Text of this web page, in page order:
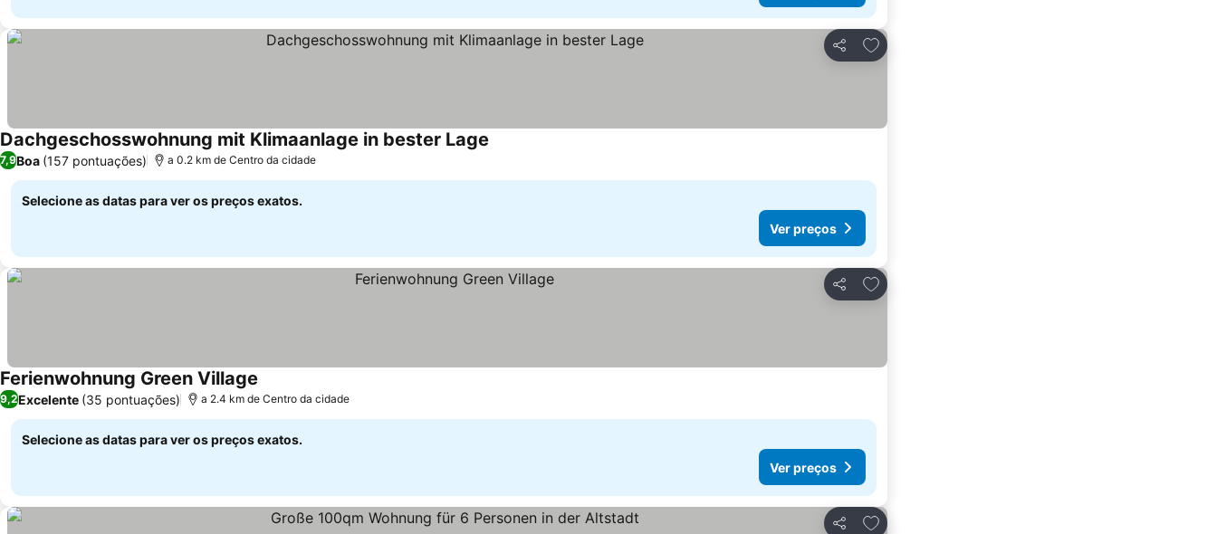
Partilhar
Adicionar aos favoritos
Dachgeschosswohnung mit Klimaanlage in bester Lage
7,9Boa (157 pontuações) a 0.2 km de Centro da cidade
Selecione as datas para ver os preços exatos.
Ver preços
Partilhar
Adicionar aos favoritos
Ferienwohnung Green Village
9,2Excelente (35 pontuações) a 2.4 km de Centro da cidade
Selecione as datas para ver os preços exatos.
Ver preços
Adicionar aos favoritos